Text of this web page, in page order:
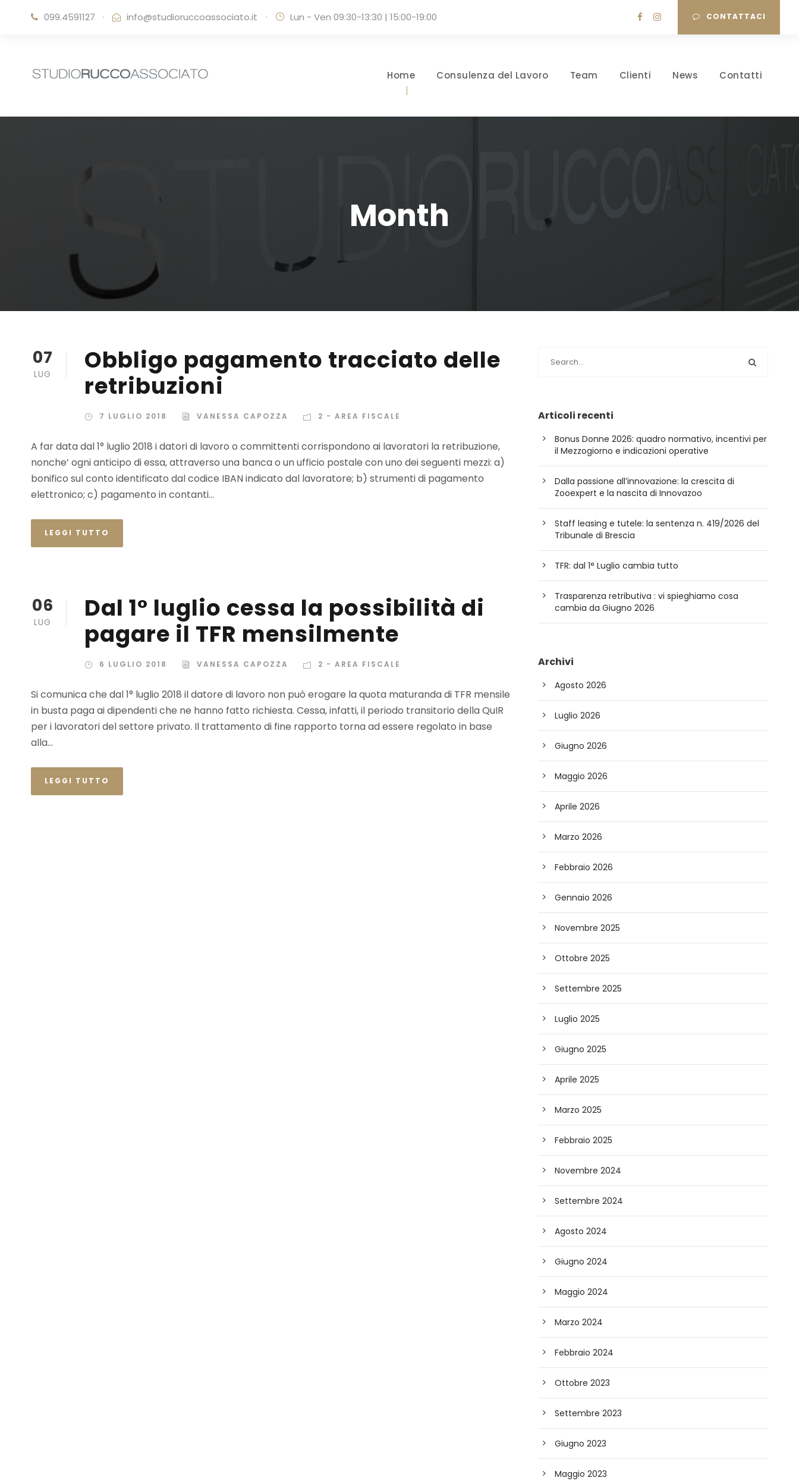
099.4591127 · info@studioruccoassociato.it · Lun - Ven 09:30-13:30 | 15:00-19:00 CONTATTACI
Home Consulenza del Lavoro Team Clienti News Contatti
Month
07
LUG
Obbligo pagamento tracciato delle
retribuzioni
7 LUGLIO 2018 VANESSA CAPOZZA 2 - AREA FISCALE
A far data dal 1° luglio 2018 i datori di lavoro o committenti corrispondono ai lavoratori la retribuzione,
nonche’ ogni anticipo di essa, attraverso una banca o un ufficio postale con uno dei seguenti mezzi: a)
bonifico sul conto identificato dal codice IBAN indicato dal lavoratore; b) strumenti di pagamento
elettronico; c) pagamento in contanti...
LEGGI TUTTO
06
LUG
Dal 1° luglio cessa la possibilità di
pagare il TFR mensilmente
6 LUGLIO 2018 VANESSA CAPOZZA 2 - AREA FISCALE
Si comunica che dal 1° luglio 2018 il datore di lavoro non può erogare la quota maturanda di TFR mensile
in busta paga ai dipendenti che ne hanno fatto richiesta. Cessa, infatti, il periodo transitorio della QuIR
per i lavoratori del settore privato. Il trattamento di fine rapporto torna ad essere regolato in base
alla...
LEGGI TUTTO
Articoli recenti
Bonus Donne 2026: quadro normativo, incentivi per
il Mezzogiorno e indicazioni operative
Dalla passione all’innovazione: la crescita di
Zooexpert e la nascita di Innovazoo
Staff leasing e tutele: la sentenza n. 419/2026 del
Tribunale di Brescia
TFR: dal 1° Luglio cambia tutto
Trasparenza retributiva : vi spieghiamo cosa
cambia da Giugno 2026
Archivi
Agosto 2026
Luglio 2026
Giugno 2026
Maggio 2026
Aprile 2026
Marzo 2026
Febbraio 2026
Gennaio 2026
Novembre 2025
Ottobre 2025
Settembre 2025
Luglio 2025
Giugno 2025
Aprile 2025
Marzo 2025
Febbraio 2025
Novembre 2024
Settembre 2024
Agosto 2024
Giugno 2024
Maggio 2024
Marzo 2024
Febbraio 2024
Ottobre 2023
Settembre 2023
Giugno 2023
Maggio 2023